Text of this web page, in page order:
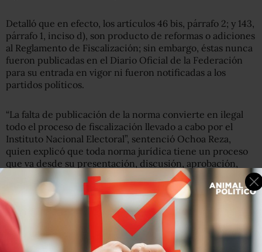
Detalló que en efecto, los artículos 46 bis, párrafo 2; y 143,
párrafo 1, inciso d), son producto de reformas o adiciones
al Reglamento de Fiscalización; sin embargo, éstas nunca
fueron publicadas en el Diario Oficial de la Federación
para su entrada en vigor ni fueron notificadas a los
partidos políticos.
“La falta de publicación de la norma convierte en ilegal
todo el proceso de fiscalización llevado a cabo por el
Instituto Nacional Electoral”, sentenció Ochoa Reza,
quien explicó que toda norma jurídica tiene un proceso
que va desde su presentación, discusión, aprobación,
publicación y entrada en vigor.
“Tan es así, que en la redacción de las reformas o
adiciones al reglamento en cita, se incluye la leyenda:
‘publíquese en el Diario Oficial de Federación'”, con lo
cual se producirían efectos ante terceros y se daría